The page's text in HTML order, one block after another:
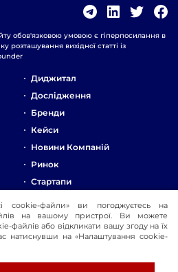
обов'язковою умовою є гіперпосилання в
розташування вихідної статті із
Диджитал
Дослідження
Бренди
Кейси
Новини Компаній
Ринок
Стартапи
cookie-файли» ви погоджуєтесь на
на вашому пристрої. Ви можете
файлів або відкликати вашу згоду на їх
натиснувши на «Налаштування cookie-